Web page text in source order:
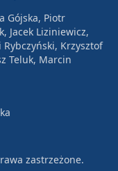
Gójska, Piotr
Jacek Liziniewicz,
Krzysztof
Teluk, Marcin
zastrzeżone.